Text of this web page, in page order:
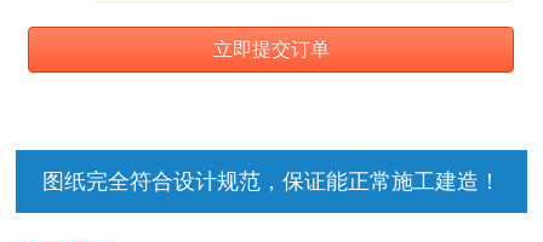
图纸完全符合设计规范，保证能正常施工建造！